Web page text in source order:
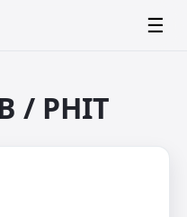
☰
/ PHIT